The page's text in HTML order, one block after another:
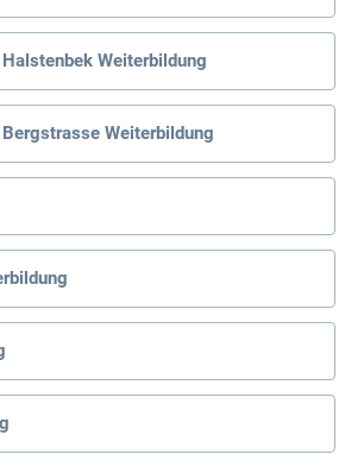
Weiterbildung
Weiterbildung